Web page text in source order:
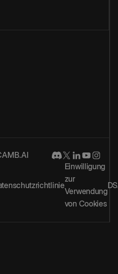
Einwilligung
zur
Verwendung
von Cookies